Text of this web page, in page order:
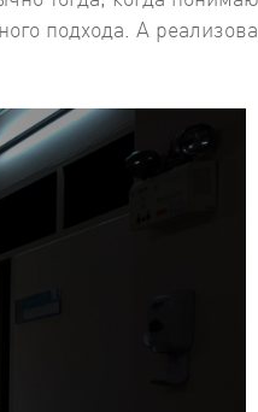
подхода. А